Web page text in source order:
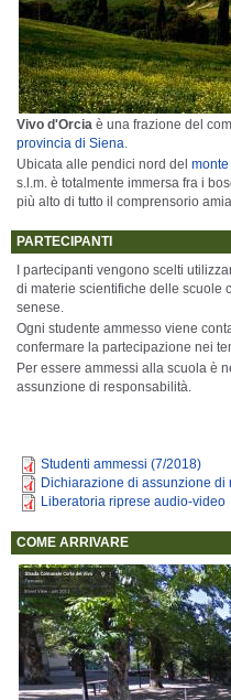
Vivo d'Orcia è una frazione del
provincia di Siena.
Ubicata alle pendici nord del monte
s.l.m. è totalmente immersa fra i
più alto di tutto il comprensorio
PARTECIPANTI
I partecipanti vengono scelti
di materie scientifiche delle scuole
senese.
Ogni studente ammesso viene
confermare la partecipazione nei
Per essere ammessi alla scuola è
assunzione di responsabilità.
Studenti ammessi (7/2018)
Dichiarazione di assunzione di
Liberatoria riprese audio-video
COME ARRIVARE